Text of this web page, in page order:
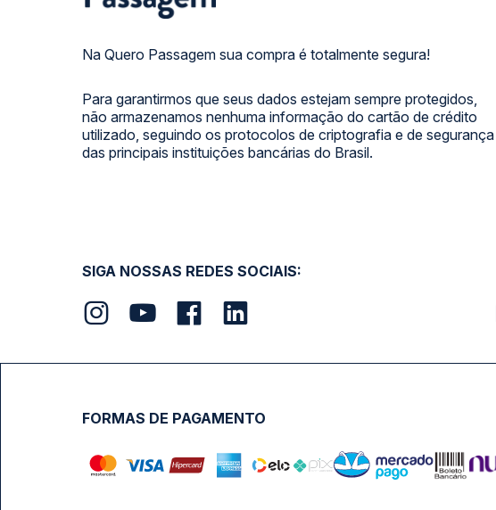
Na Quero Passagem sua compra é totalmente segura!
Para garantirmos que seus dados estejam sempre protegidos,
não armazenamos nenhuma informação do cartão de crédito
utilizado, seguindo os protocolos de criptografia e de segurança
das principais instituições bancárias do Brasil.
SIGA NOSSAS REDES SOCIAIS:
FORMAS DE PAGAMENTO